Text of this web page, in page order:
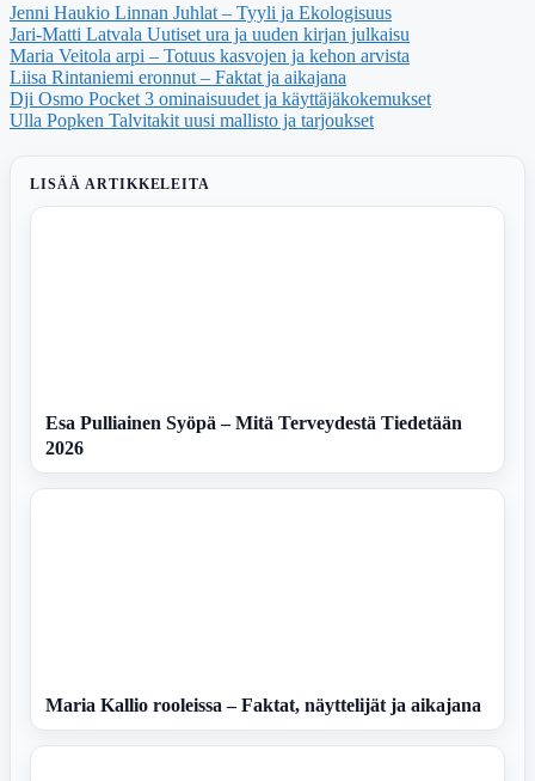
Jenni Haukio Linnan Juhlat – Tyyli ja Ekologisuus
Jari-Matti Latvala Uutiset ura ja uuden kirjan julkaisu
Maria Veitola arpi – Totuus kasvojen ja kehon arvista
Liisa Rintaniemi eronnut – Faktat ja aikajana
Dji Osmo Pocket 3 ominaisuudet ja käyttäjäkokemukset
Ulla Popken Talvitakit uusi mallisto ja tarjoukset
LISÄÄ ARTIKKELEITA
Esa Pulliainen Syöpä – Mitä Terveydestä Tiedetään
2026
Maria Kallio rooleissa – Faktat, näyttelijät ja aikajana